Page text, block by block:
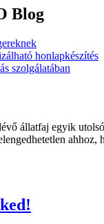
Blog
honlapkészítés
szolgálatában
állatfaj egyik